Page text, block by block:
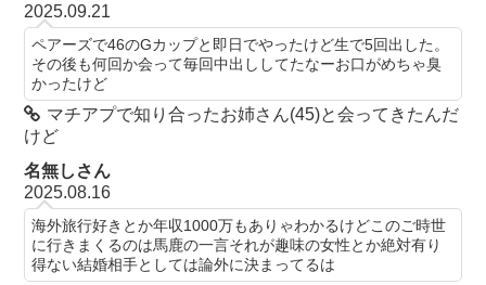
2025.09.21
ペアーズで46のGカップと即日でやったけど生で5回出した。
その後も何回か会って毎回中出ししてたなーお口がめちゃ臭
かったけど
マチアプで知り合ったお姉さん(45)と会ってきたんだ
けど
名無しさん
2025.08.16
海外旅行好きとか年収1000万もありゃわかるけどこのご時世
に行きまくるのは馬鹿の一言それが趣味の女性とか絶対有り
得ない結婚相手としては論外に決まってるは